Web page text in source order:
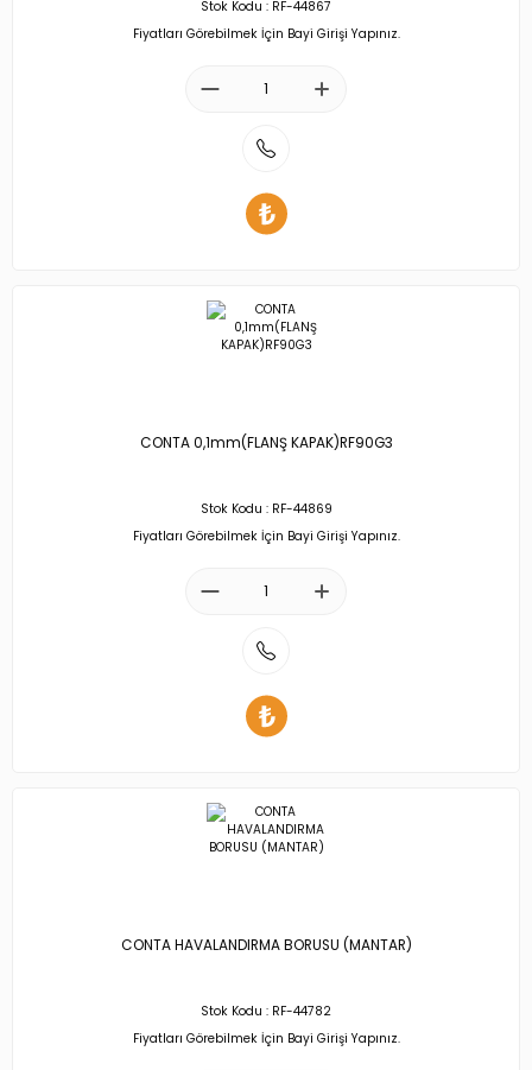
Stok Kodu : RF-44867
Fiyatları Görebilmek İçin Bayi Girişi Yapınız.
CONTA 0,1mm(FLANŞ KAPAK)RF90G3
Stok Kodu : RF-44869
Fiyatları Görebilmek İçin Bayi Girişi Yapınız.
CONTA HAVALANDIRMA BORUSU (MANTAR)
Stok Kodu : RF-44782
Fiyatları Görebilmek İçin Bayi Girişi Yapınız.